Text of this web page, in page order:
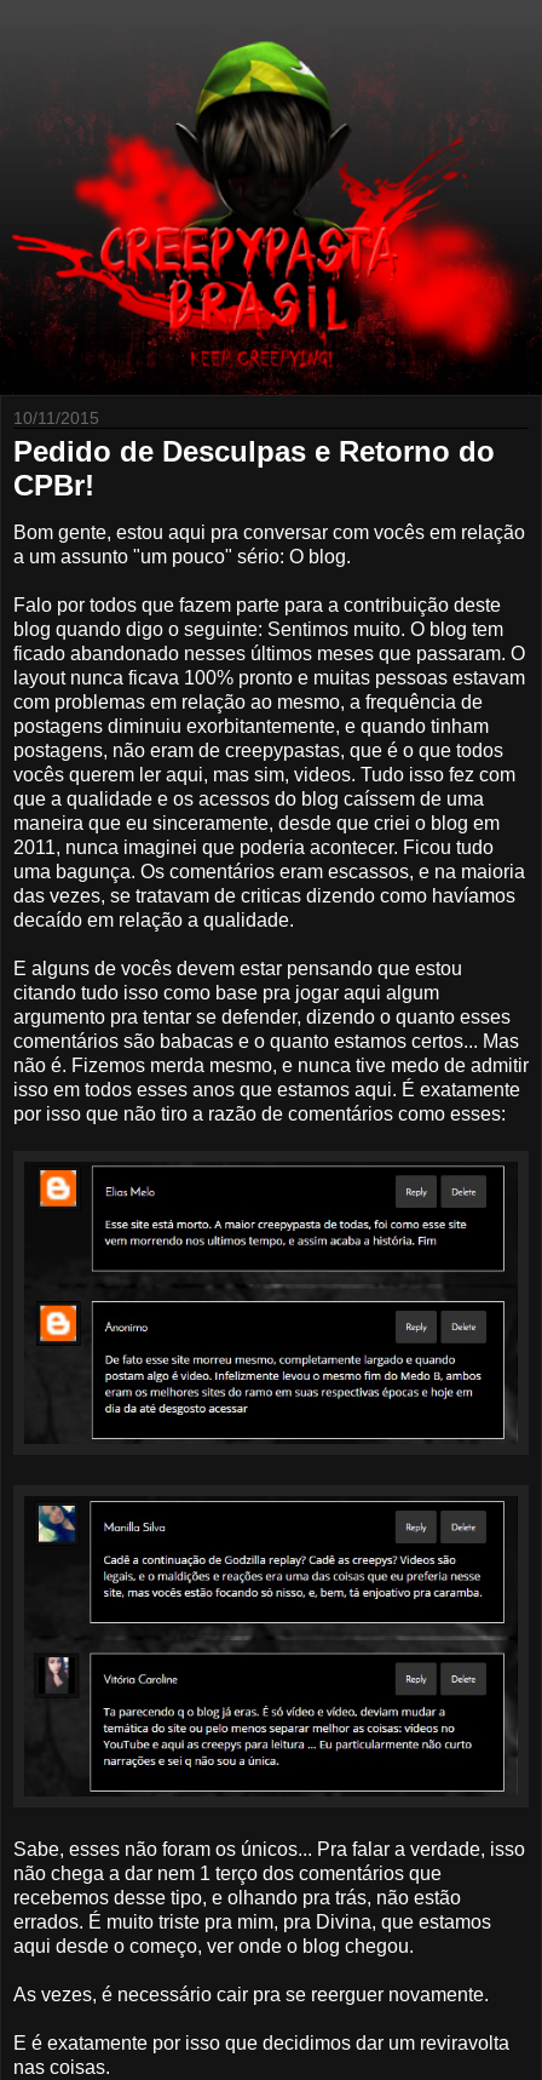
10/11/2015
Pedido de Desculpas e Retorno do
CPBr!
Bom gente, estou aqui pra conversar com vocês em relação
a um assunto "um pouco" sério: O blog.
Falo por todos que fazem parte para a contribuição deste
blog quando digo o seguinte: Sentimos muito. O blog tem
ficado abandonado nesses últimos meses que passaram. O
layout nunca ficava 100% pronto e muitas pessoas estavam
com problemas em relação ao mesmo, a frequência de
postagens diminuiu exorbitantemente, e quando tinham
postagens, não eram de creepypastas, que é o que todos
vocês querem ler aqui, mas sim, videos. Tudo isso fez com
que a qualidade e os acessos do blog caíssem de uma
maneira que eu sinceramente, desde que criei o blog em
2011, nunca imaginei que poderia acontecer. Ficou tudo
uma bagunça. Os comentários eram escassos, e na maioria
das vezes, se tratavam de criticas dizendo como havíamos
decaído em relação a qualidade.
E alguns de vocês devem estar pensando que estou
citando tudo isso como base pra jogar aqui algum
argumento pra tentar se defender, dizendo o quanto esses
comentários são babacas e o quanto estamos certos... Mas
não é. Fizemos merda mesmo, e nunca tive medo de admitir
isso em todos esses anos que estamos aqui. É exatamente
por isso que não tiro a razão de comentários como esses:
Sabe, esses não foram os únicos... Pra falar a verdade, isso
não chega a dar nem 1 terço dos comentários que
recebemos desse tipo, e olhando pra trás, não estão
errados. É muito triste pra mim, pra Divina, que estamos
aqui desde o começo, ver onde o blog chegou.
As vezes, é necessário cair pra se reerguer novamente.
E é exatamente por isso que decidimos dar um reviravolta
nas coisas.